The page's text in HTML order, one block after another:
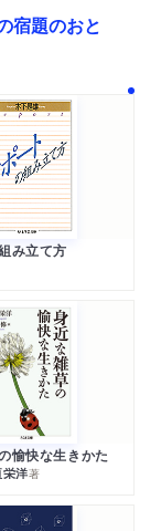
宿題のおと
み立て方
愉快な生きかた
洋著